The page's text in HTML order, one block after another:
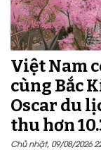
Việt Nam
cùng Bắc
Oscar du
thu hơn
Chủ nhật, 09/08/2026